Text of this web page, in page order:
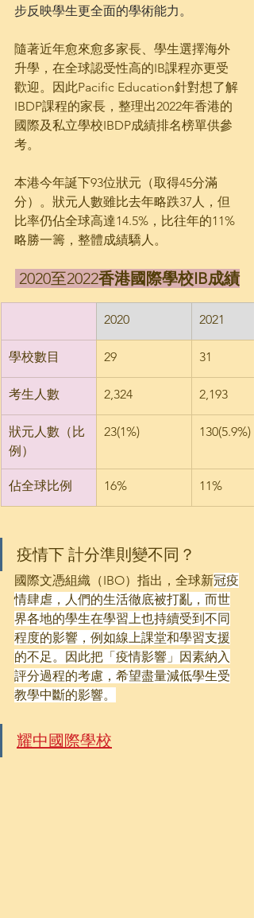
步反映學生更全面的學術能力。
隨著近年愈來愈多家長、學生選擇海外
升學，在全球認受性高的IB課程亦更受
歡迎。因此Pacific Education針對想了解
IBDP課程的家長，整理出2022年香港的
國際及私立學校IBDP成績排名榜單供參
考。
本港今年誕下93位狀元（取得45分滿
分）。狀元人數雖比去年略跌37人，但
比率仍佔全球高達14.5%，比往年的11%
略勝一籌，整體成績驕人。
2020至2022香港國際學校IB成績
2020 2021
學校數目 29 31
考生人數 2,324 2,193
狀元人數（比
例）
23(1%) 130(5.9%)
佔全球比例 16% 11%
疫情下 計分準則變不同？
國際文憑組織（IBO）指出，全球新冠疫
情肆虐，人們的生活徹底被打亂，而世
界各地的學生在學習上也持續受到不同
程度的影響，例如線上課堂和學習支援
的不足。因此把「疫情影響」因素納入
評分過程的考慮，希望盡量減低學生受
教學中斷的影響。
耀中國際學校